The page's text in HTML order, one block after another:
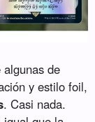
algunas de
y estilo foil,
. Casi nada.